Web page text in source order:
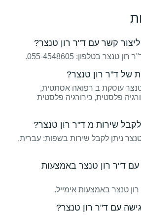
ליצור קשר עם ד"ר רון טנצר?
בטלפון: 055-4548605.
של ד"ר רון טנצר?
עוסקת ב רפואה אסתטית,
פלסטית, כירורגיה פלסטית
שירות מ ד"ר רון טנצר?
ניתן לקבל שירות בשפות: עברית,
ד"ר רון טנצר באמצעות
טנצר באמצעות אימייל.
עם ד"ר רון טנצר?